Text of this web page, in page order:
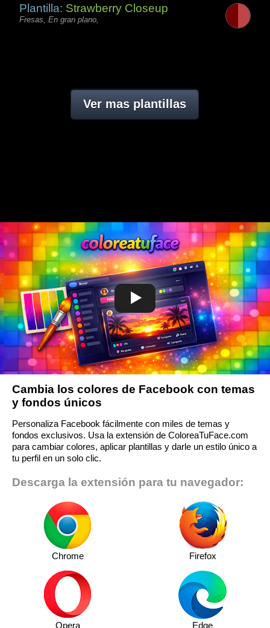
Plantilla: Strawberry Closeup
Fresas, En gran plano,
Ver mas plantillas
Cambia los colores de Facebook con temas
y fondos únicos
Personaliza Facebook fácilmente con miles de temas y
fondos exclusivos. Usa la extensión de ColoreaTuFace.com
para cambiar colores, aplicar plantillas y darle un estilo único a
tu perfil en un solo clic.
Descarga la extensión para tu navegador:
Chrome Firefox
Opera Edge